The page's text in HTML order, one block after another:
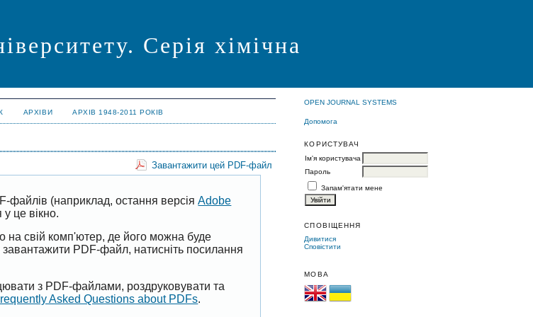
Серія хімічна
OPEN JOURNAL SYSTEMS
Допомога
КОРИСТУВАЧ
Ім'я користувача
Пароль
Запам'ятати мене
СПОВІЩЕННЯ
Дивитися
Сповістити
МОВА
АРХІВИ АРХІВ 1948-2011 РОКІВ
Завантажити цей PDF-файл
файлів (наприклад, остання версіяAdobe
це вікно.
на свій комп'ютер, де його можна буде
PDF-файл, натисніть посилання
з PDF-файлами, роздруковувати та
Asked Questions about PDFs.